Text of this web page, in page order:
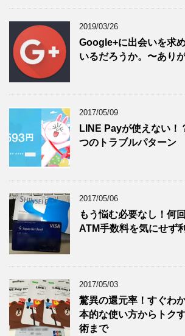
2019/03/26
Google+に出会いを求
いるだろうか。〜あり
2017/05/09
LINE Payが使えない！
つのトラブルパターン
2017/05/06
もう悩む必要なし！何
ATM手数料を気にせず
2017/05/03
驚異の還元率！すぐわ
本的な使い方からトク
術まで